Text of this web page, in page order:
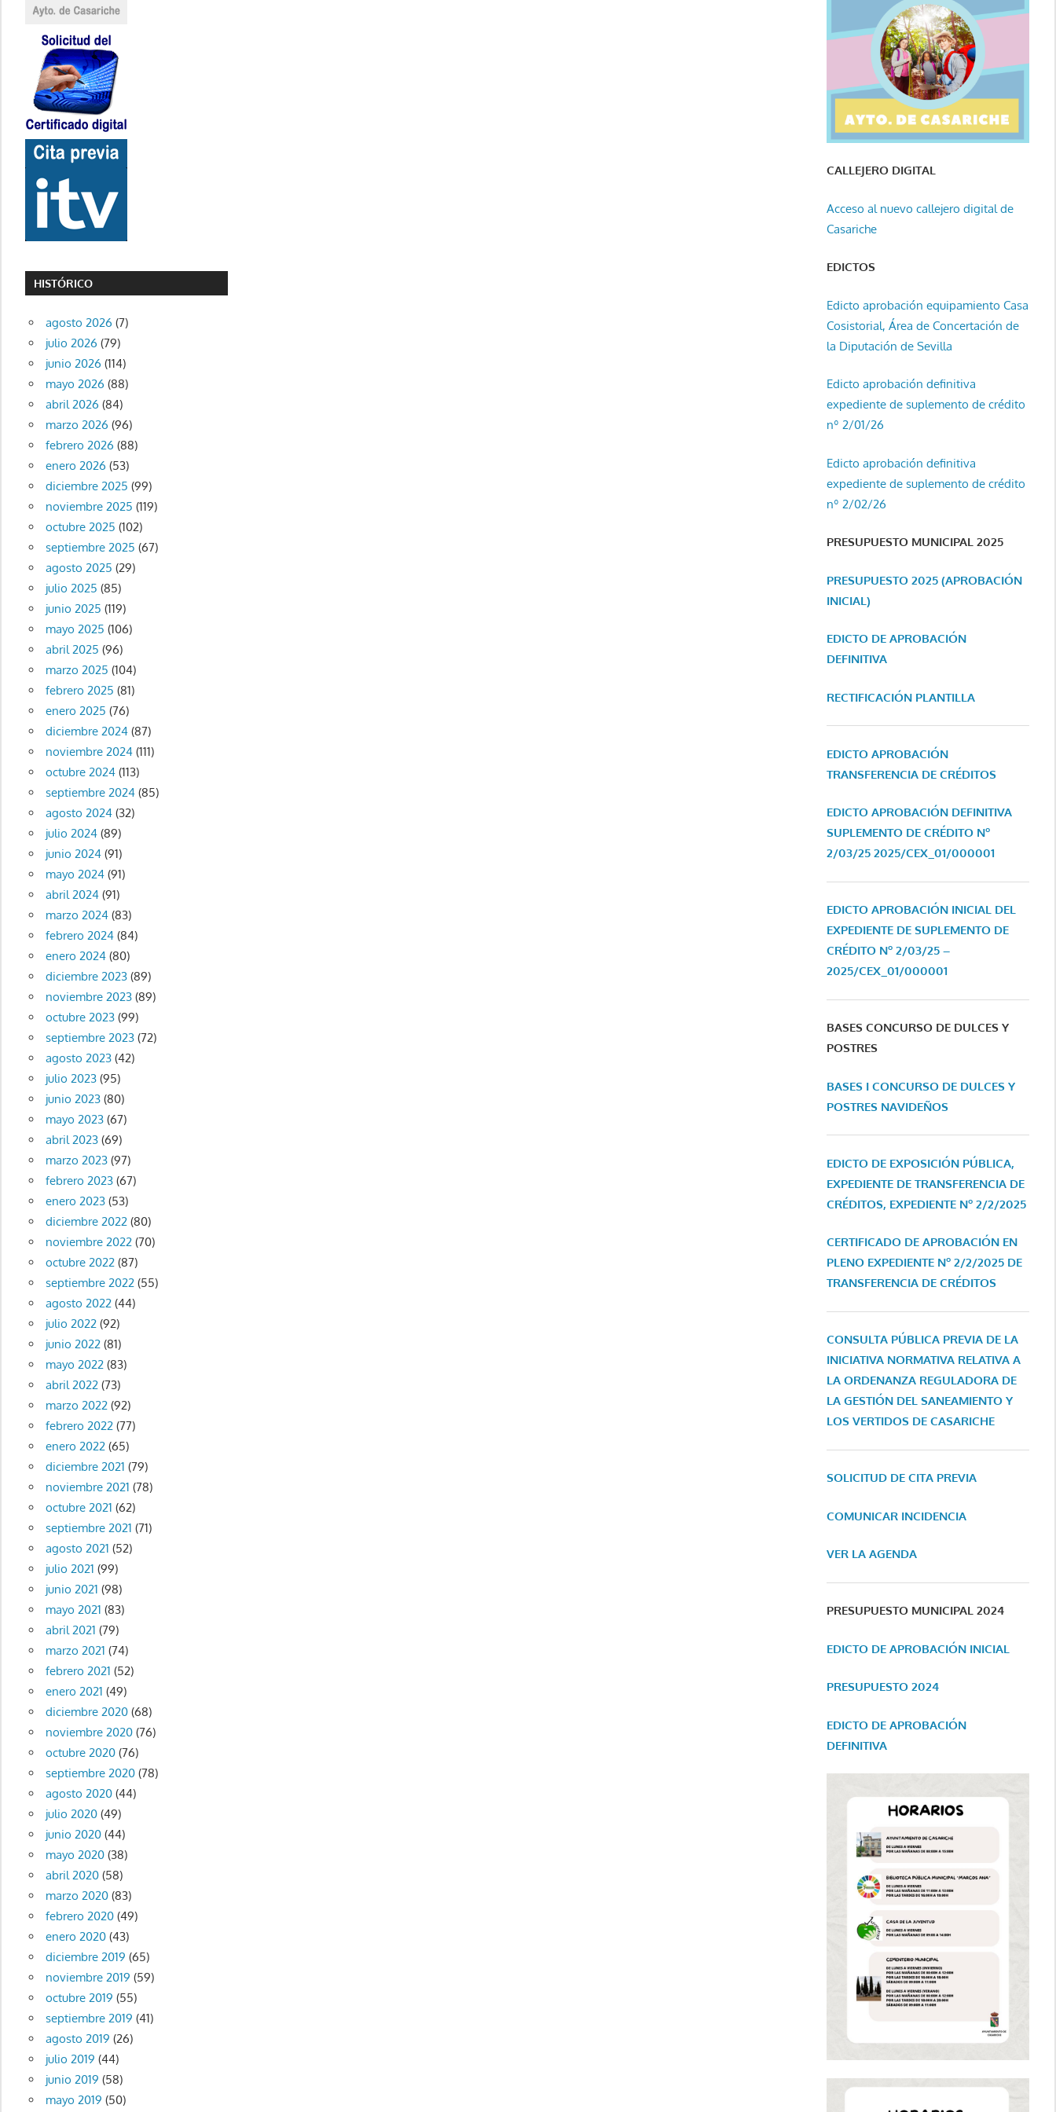
HISTÓRICO
agosto 2026 (7)
julio 2026 (79)
junio 2026 (114)
mayo 2026 (88)
abril 2026 (84)
marzo 2026 (96)
febrero 2026 (88)
enero 2026 (53)
diciembre 2025 (99)
noviembre 2025 (119)
octubre 2025 (102)
septiembre 2025 (67)
agosto 2025 (29)
julio 2025 (85)
junio 2025 (119)
mayo 2025 (106)
abril 2025 (96)
marzo 2025 (104)
febrero 2025 (81)
enero 2025 (76)
diciembre 2024(87)
noviembre 2024(111)
octubre 2024(113)
septiembre 2024(85)
agosto 2024(32)
julio 2024(89)
junio 2024(91)
mayo 2024(91)
abril 2024(91)
marzo 2024(83)
febrero 2024(84)
enero 2024(80)
diciembre 2023(89)
noviembre 2023(89)
octubre 2023(99)
septiembre 2023(72)
agosto 2023(42)
julio 2023(95)
junio 2023(80)
mayo 2023(67)
abril 2023(69)
marzo 2023(97)
febrero 2023(67)
enero 2023(53)
diciembre 2022(80)
noviembre 2022(70)
octubre 2022(87)
septiembre 2022(55)
agosto 2022(44)
julio 2022(92)
junio 2022(81)
mayo 2022(83)
abril 2022(73)
marzo 2022(92)
febrero 2022(77)
enero 2022(65)
diciembre 2021 (79)
noviembre 2021 (78)
octubre 2021 (62)
septiembre 2021 (71)
agosto 2021 (52)
julio 2021 (99)
junio 2021 (98)
mayo 2021 (83)
abril 2021 (79)
marzo 2021 (74)
febrero 2021 (52)
enero 2021 (49)
diciembre 2020(68)
noviembre 2020(76)
octubre 2020(76)
septiembre 2020(78)
agosto 2020(44)
julio 2020(49)
junio 2020(44)
mayo 2020(38)
abril 2020(58)
marzo 2020(83)
febrero 2020(49)
enero 2020(43)
diciembre 2019 (65)
noviembre 2019 (59)
octubre 2019 (55)
septiembre 2019 (41)
agosto 2019 (26)
julio 2019 (44)
junio 2019 (58)
mayo 2019 (50)
CALLEJERO DIGITAL
Acceso al nuevo callejero digital de
Casariche
EDICTOS
Edicto aprobación equipamiento Casa
Cosistorial, Área de Concertación de
la Diputación de Sevilla
Edicto aprobación definitiva
expediente de suplemento de crédito
nº 2/01/26
Edicto aprobación definitiva
expediente de suplemento de crédito
nº 2/02/26
PRESUPUESTO MUNICIPAL 2025
PRESUPUESTO 2025 (APROBACIÓN
INICIAL)
EDICTO DE APROBACIÓN
DEFINITIVA
RECTIFICACIÓN PLANTILLA
EDICTO APROBACIÓN
TRANSFERENCIA DE CRÉDITOS
EDICTO APROBACIÓN DEFINITIVA
SUPLEMENTO DE CRÉDITO Nº
2/03/25 2025/CEX_01/000001
EDICTO APROBACIÓN INICIAL DEL
EXPEDIENTE DE SUPLEMENTO DE
CRÉDITO Nº 2/03/25 –
2025/CEX_01/000001
BASES CONCURSO DE DULCES Y
POSTRES
BASES I CONCURSO DE DULCES Y
POSTRES NAVIDEÑOS
EDICTO DE EXPOSICIÓN PÚBLICA,
EXPEDIENTE DE TRANSFERENCIA DE
CRÉDITOS, EXPEDIENTE Nº 2/2/2025
CERTIFICADO DE APROBACIÓN EN
PLENO EXPEDIENTE Nº 2/2/2025 DE
TRANSFERENCIA DE CRÉDITOS
CONSULTA PÚBLICA PREVIA DE LA
INICIATIVA NORMATIVA RELATIVA A
LA ORDENANZA REGULADORA DE
LA GESTIÓN DEL SANEAMIENTO Y
LOS VERTIDOS DE CASARICHE
SOLICITUD DE CITA PREVIA
COMUNICAR INCIDENCIA
VER LA AGENDA
PRESUPUESTO MUNICIPAL 2024
EDICTO DE APROBACIÓN INICIAL
PRESUPUESTO 2024
EDICTO DE APROBACIÓN
DEFINITIVA